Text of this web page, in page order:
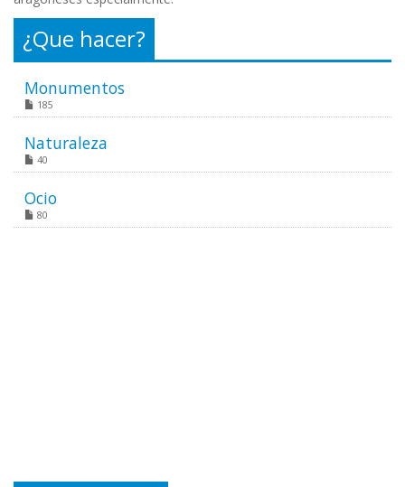
¿Que hacer?
Monumentos
185
Naturaleza
40
Ocio
80